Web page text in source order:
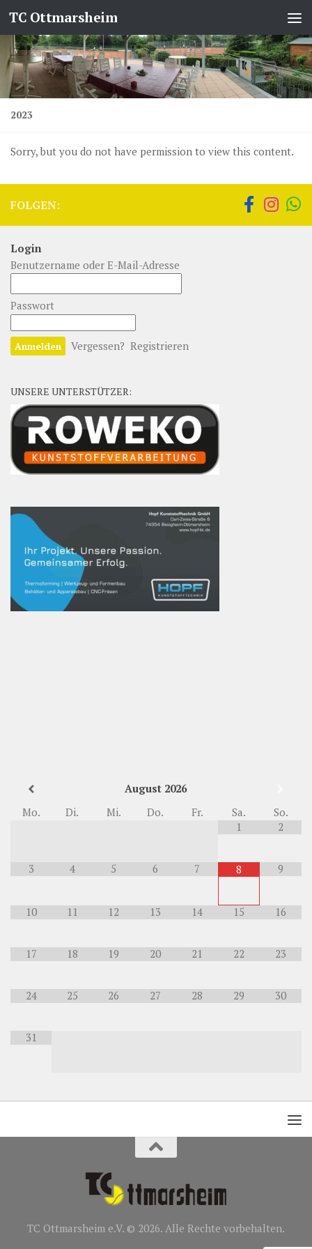
Zum Inhalt springen
TC Ottmarsheim
2023
Sorry, but you do not have permission to view this content.
FOLGEN:
Login
Benutzername oder E-Mail-Adresse
Passwort
Vergessen? Registrieren
UNSERE UNTERSTÜTZER:
August 2026
Mo.
Di. Mi. Do. Fr. Sa.
So.
1
2
3 4 5 6 7 8 9
10 11 12 13 14 15 16
17 18 19 20 21 22 23
24 25 26 27 28 29 30
31
TC Ottmarsheim e.V. © 2026. Alle Rechte vorbehalten.